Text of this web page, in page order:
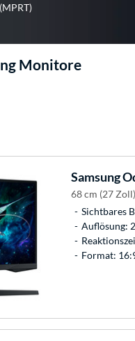
Monitore
Samsung
68 cm (27
Sichtbares
Auflösung:
Format: